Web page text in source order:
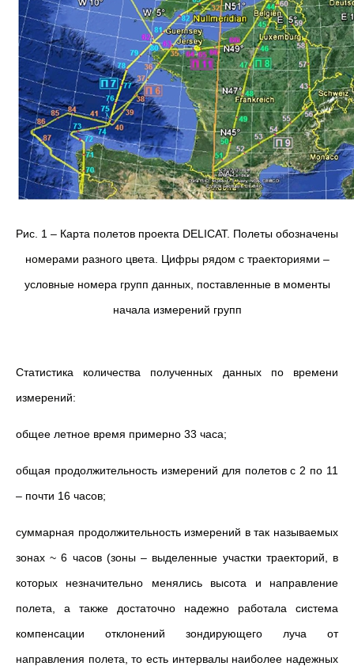
Рис. 1 – Карта полетов проекта DELICAT. Полеты обозначены
номерами разного цвета. Цифры рядом с траекториями –
условные номера групп данных, поставленные в моменты
начала измерений групп
Статистика количества полученных данных по времени
измерений:
общее летное время примерно 33 часа;
общая продолжительность измерений для полетов с 2 по 11
– почти 16 часов;
суммарная продолжительность измерений в так называемых
зонах ~ 6 часов (зоны – выделенные участки траекторий, в
которых незначительно менялись высота и направление
полета, а также достаточно надежно работала система
компенсации отклонений зондирующего луча от
направления полета, то есть интервалы наиболее надежных